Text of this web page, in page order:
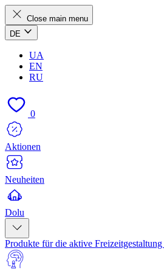
Close main menu
DE
UA
EN
RU
0
Aktionen
Neuheiten
Dolu
Produkte für die aktive Freizeitgestaltung